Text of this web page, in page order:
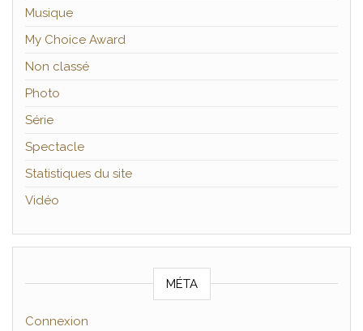
Musique
My Choice Award
Non classé
Photo
Série
Spectacle
Statistiques du site
Vidéo
MÉTA
Connexion